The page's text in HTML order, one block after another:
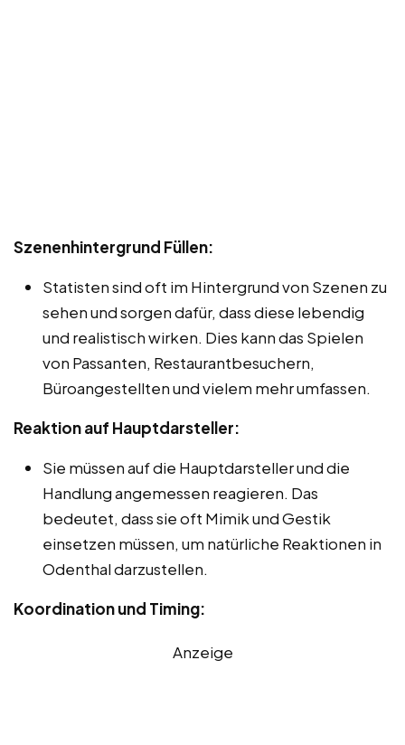
Szenenhintergrund Füllen:
Statisten sind oft im Hintergrund von Szenen zu
sehen und sorgen dafür, dass diese lebendig
und realistisch wirken. Dies kann das Spielen
von Passanten, Restaurantbesuchern,
Büroangestellten und vielem mehr umfassen.
Reaktion auf Hauptdarsteller:
Sie müssen auf die Hauptdarsteller und die
Handlung angemessen reagieren. Das
bedeutet, dass sie oft Mimik und Gestik
einsetzen müssen, um natürliche Reaktionen in
Odenthal darzustellen.
Koordination und Timing:
Anzeige